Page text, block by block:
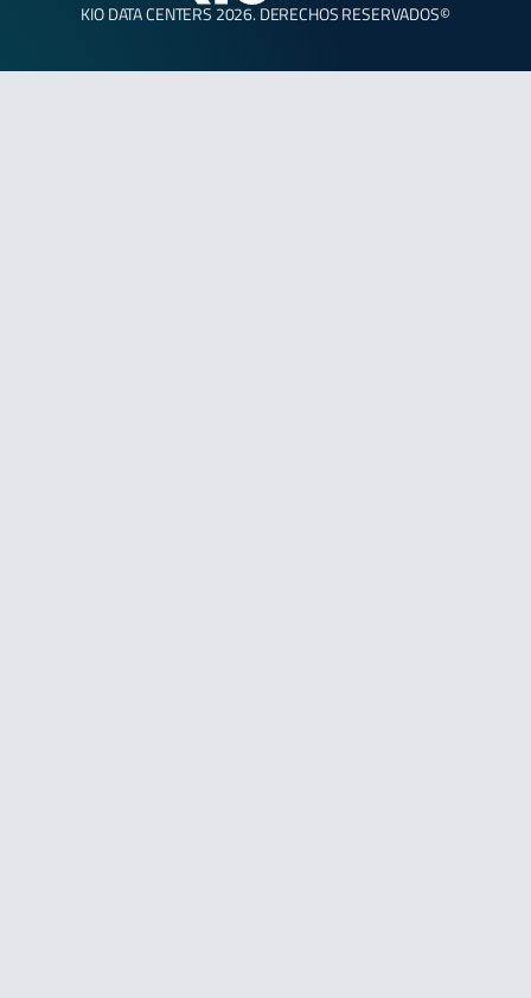
KIO DATA CENTERS 2026. DERECHOS RESERVADOS©